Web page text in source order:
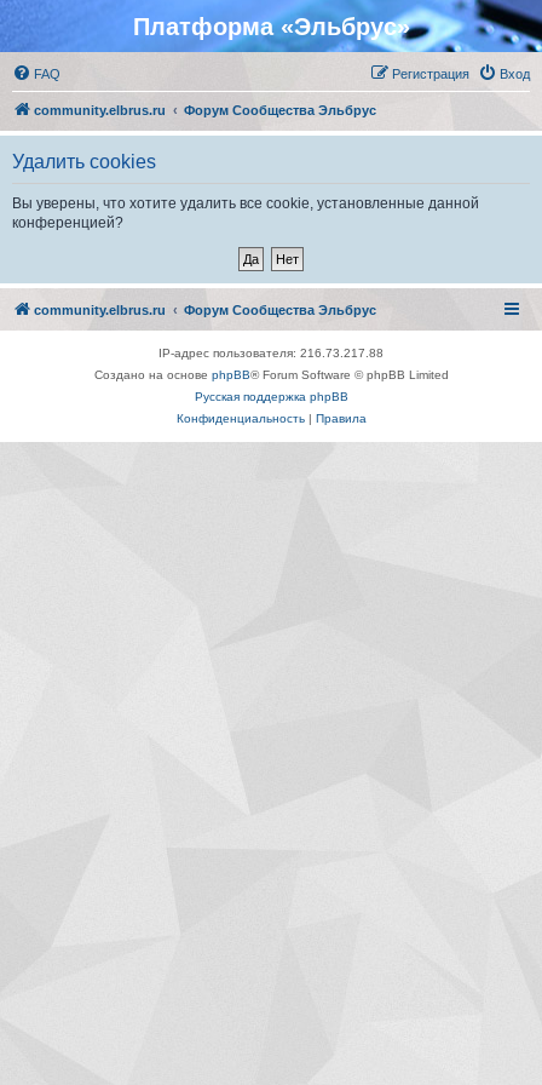
Платформа «Эльбрус»
FAQ Вход
Регистрация
community.elbrus.ru Форум Сообщества Эльбрус
Удалить cookies
Вы уверены, что хотите удалить все cookie, установленные данной
конференцией?
community.elbrus.ru Форум Сообщества Эльбрус
IP-адрес пользователя: 216.73.217.88
Создано на основе phpBB® Forum Software © phpBB Limited
Русская поддержка phpBB
Конфиденциальность| Правила